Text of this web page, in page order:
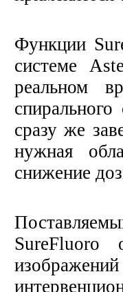
Функции
системе
реальном
сразу же
нужная
снижение
SureFluoro